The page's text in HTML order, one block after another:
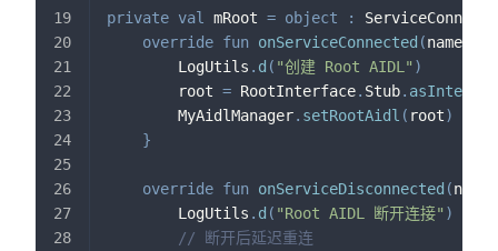
private val mRoot = object :
override fun onServiceConnected (name
        LogUtils
. d ( "创建 Root AIDL" )
        root
= RootInterface. Stub.
        MyAidlManager
. setRootAidl ( root)
}
override fun onServiceDisconnected (name
        LogUtils
. d ( "Root AIDL 断开连接" )
// 断开后延迟重连